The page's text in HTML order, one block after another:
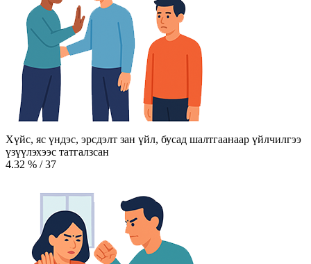
Хүйс, яс үндэс, эрсдэлт зан үйл, бусад шалтгаанаар үйлчилгээ
үзүүлэхээс татгалзсан
4.32 % /37